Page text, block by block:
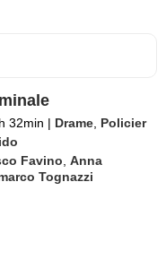
32min | Drame Policier
Favino ,Anna
Tognazzi